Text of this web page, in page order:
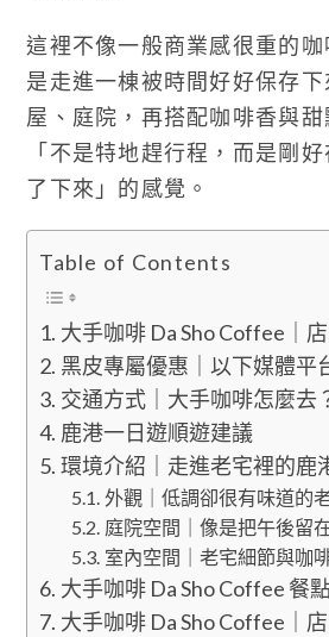
這裡不像一般商業感很重的
是走進一棟被時間好好保存
屋、庭院，再搭配咖啡香與
「不是特地趕行程，而是剛
了下來」的感覺。
Table of Contents
大手咖啡 Da Sho Coffee｜
黑皮專屬優惠｜以下媒體平
交通方式｜大手咖啡怎麼去
鹿港一日遊順遊建議
環境介紹｜走進老宅裡的鹿
外觀｜低調卻很有味道的
庭院空間｜像是把午後留
室內空間｜老宅細節與咖
大手咖啡 Da Sho Coffee 餐
大手咖啡 Da Sho Coffee｜